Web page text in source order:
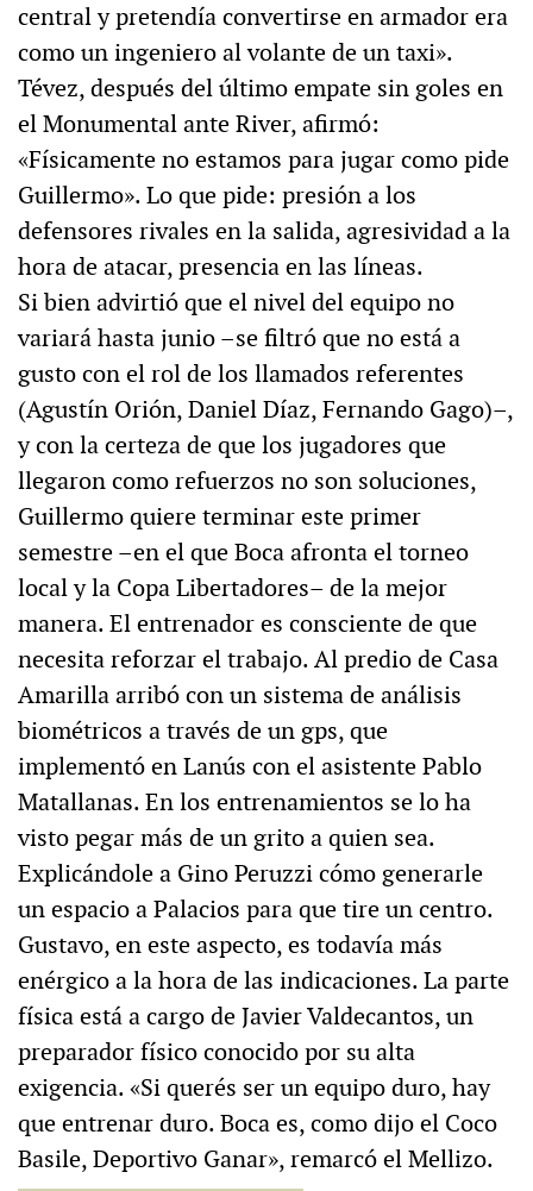
central y pretendía convertirse en armador era
como un ingeniero al volante de un taxi».
Tévez, después del último empate sin goles en
el Monumental ante River, afirmó:
«Físicamente no estamos para jugar como pide
Guillermo». Lo que pide: presión a los
defensores rivales en la salida, agresividad a la
hora de atacar, presencia en las líneas.
Si bien advirtió que el nivel del equipo no
variará hasta junio –se filtró que no está a
gusto con el rol de los llamados referentes
(Agustín Orión, Daniel Díaz, Fernando Gago)–,
y con la certeza de que los jugadores que
llegaron como refuerzos no son soluciones,
Guillermo quiere terminar este primer
semestre –en el que Boca afronta el torneo
local y la Copa Libertadores– de la mejor
manera. El entrenador es consciente de que
necesita reforzar el trabajo. Al predio de Casa
Amarilla arribó con un sistema de análisis
biométricos a través de un gps, que
implementó en Lanús con el asistente Pablo
Matallanas. En los entrenamientos se lo ha
visto pegar más de un grito a quien sea.
Explicándole a Gino Peruzzi cómo generarle
un espacio a Palacios para que tire un centro.
Gustavo, en este aspecto, es todavía más
enérgico a la hora de las indicaciones. La parte
física está a cargo de Javier Valdecantos, un
preparador físico conocido por su alta
exigencia. «Si querés ser un equipo duro, hay
que entrenar duro. Boca es, como dijo el Coco
Basile, Deportivo Ganar», remarcó el Mellizo.